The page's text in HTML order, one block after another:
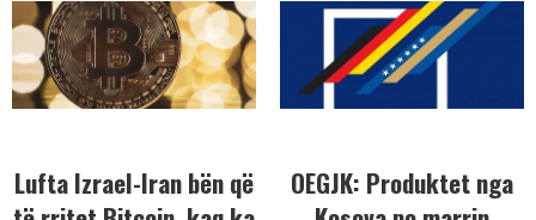
Lufta Izrael-Iran bën që
OEGJK: Produktet nga